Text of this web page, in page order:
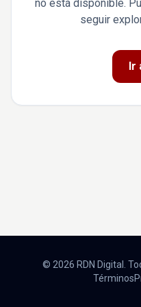
no está disponible.
seguir
Ir
© 2026 RDN Digital.
Términos